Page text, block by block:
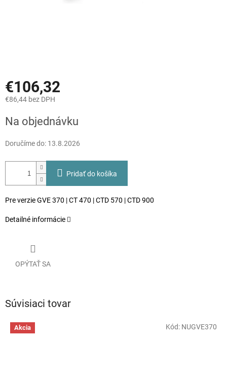
€106,32
€86,44 bez DPH
cena:
Na objednávku
Doručíme do: 13.8.2026
Pridať do košíka
Pre verzie GVE 370 | CT 470 | CTD 570 | CTD 900
Detailné informácie
OPÝTAŤ SA
Súvisiaci tovar
Akcia Kód: NUGVE370